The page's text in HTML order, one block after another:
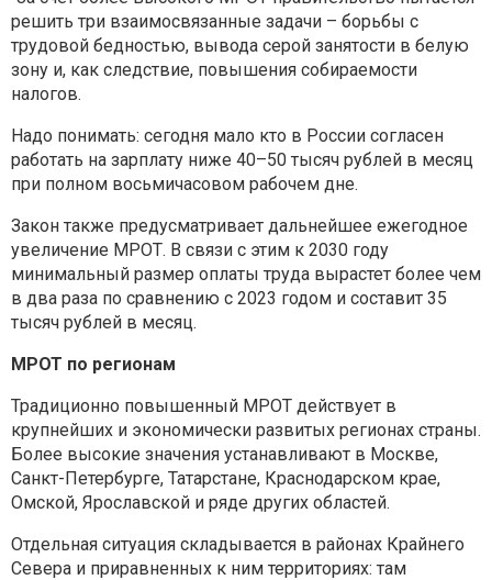
решить три взаимосвязанные задачи – борьбы с
трудовой бедностью, вывода серой занятости в белую
зону и, как следствие, повышения собираемости
налогов.
Надо понимать: сегодня мало кто в России согласен
работать на зарплату ниже 40–50 тысяч рублей в месяц
при полном восьмичасовом рабочем дне.
Закон также предусматривает дальнейшее ежегодное
увеличение МРОТ. В связи с этим к 2030 году
минимальный размер оплаты труда вырастет более чем
в два раза по сравнению с 2023 годом и составит 35
тысяч рублей в месяц.
МРОТ по регионам
Традиционно повышенный МРОТ действует в
крупнейших и экономически развитых регионах страны.
Более высокие значения устанавливают в Москве,
Санкт-Петербурге, Татарстане, Краснодарском крае,
Омской, Ярославской и ряде других областей.
Отдельная ситуация складывается в районах Крайнего
Севера и приравненных к ним территориях: там